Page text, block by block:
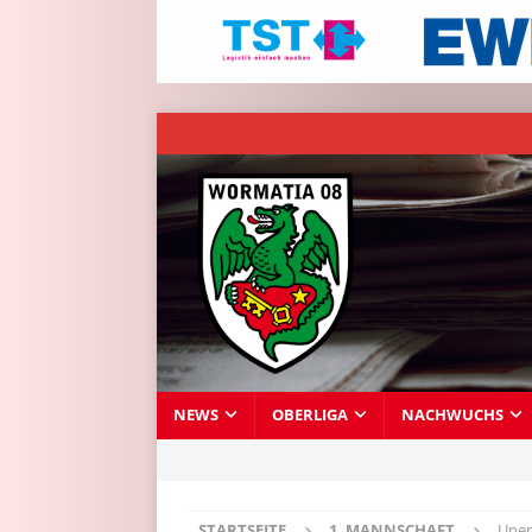
NEWS OBERLIGA NACHWUCHS